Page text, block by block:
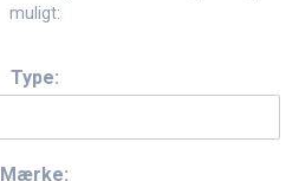
muligt:
Type:
Mærke: